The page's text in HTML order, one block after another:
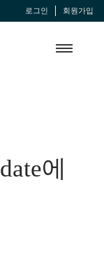
로그인 회원가입
에